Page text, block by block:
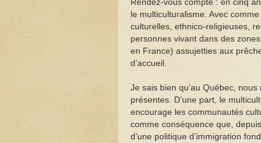
Rendez-vous compte : en cinq
le multiculturalisme. Avec
culturelles, ethnico-religieuses,
personnes vivant dans des
en France) assujetties aux
d’accueil.
Je sais bien qu’au Québec,
présentes. D’une part, le
encourage les communautés
comme conséquence que,
d’une politique d’immigration